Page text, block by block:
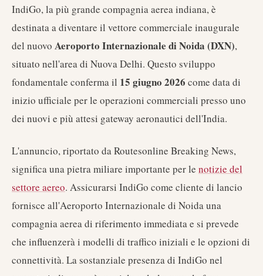
IndiGo, la più grande compagnia aerea indiana, è
destinata a diventare il vettore commerciale inaugurale
del nuovo Aeroporto Internazionale di Noida (DXN),
situato nell'area di Nuova Delhi. Questo sviluppo
fondamentale conferma il 15 giugno 2026 come data di
inizio ufficiale per le operazioni commerciali presso uno
dei nuovi e più attesi gateway aeronautici dell'India.
L'annuncio, riportato da Routesonline Breaking News,
significa una pietra miliare importante per le notizie del
settore aereo. Assicurarsi IndiGo come cliente di lancio
fornisce all'Aeroporto Internazionale di Noida una
compagnia aerea di riferimento immediata e si prevede
che influenzerà i modelli di traffico iniziali e le opzioni di
connettività. La sostanziale presenza di IndiGo nel